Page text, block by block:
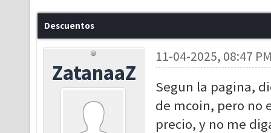
Descuentos
ZatanaaZ
11-04-2025, 08:47
Segun la pagina,
de mcoin, pero no
precio, y no me